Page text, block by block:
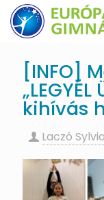
[INFO]
„LEGYÉL
kihívás
Laczó Sylvia